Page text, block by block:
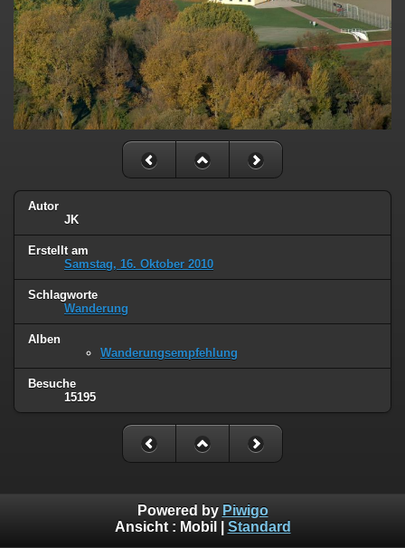
Autor
JK
Erstellt am
Samstag, 16. Oktober 2010
Schlagworte
Wanderung
Alben
Wanderungsempfehlung
Besuche
15195
Powered by Piwigo
Ansicht : Mobil Standard